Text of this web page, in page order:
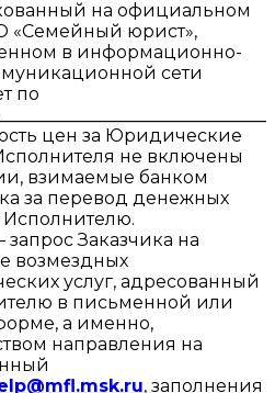
на официальном
«Семейный юрист»,
в информационно-
сети
по
цен за Юридические
не включены
взимаемые банком
за перевод денежных
Исполнителю.
запрос Заказчика на
возмездных
услуг, адресованный
в письменной или
а именно,
направления на
, заполнения